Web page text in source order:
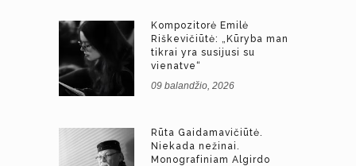
Kompozitorė Emilė
Riškevičiūtė: „Kūryba man
tikrai yra susijusi su
vienatve“
09 balandžio, 2026
Rūta Gaidamavičiūtė.
Niekada nežinai.
Monografiniam Algirdo